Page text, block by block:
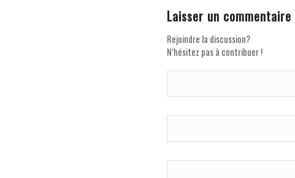
Laisser un commentaire
Rejoindre la discussion?
N’hésitez pas à contribuer !